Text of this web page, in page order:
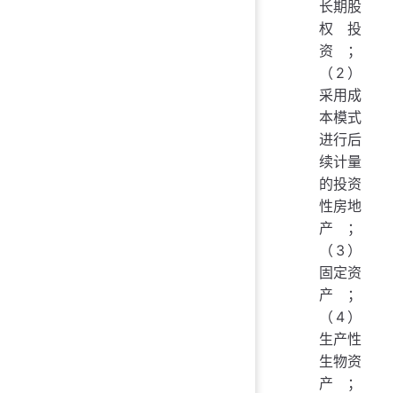
长期股
权投
资；
（2）
采用成
本模式
进行后
续计量
的投资
性房地
产；
（3）
固定资
产；
（4）
生产性
生物资
产；